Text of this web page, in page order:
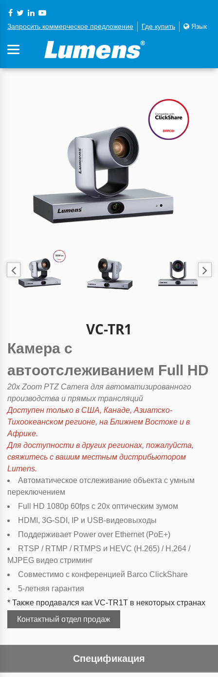
Запросить коммерческое предложение Где купить Язык
VC-TR1
Камера с
автоотслеживанием Full HD
20x Zoom PTZ Camera для автоматизированного
производства и прямых трансляций
Доступен только в США, Канаде, Азиатско-
Тихоокеанском регионе, на Ближнем Востоке и в
Африке.
Для доступности в других регионах, пожалуйста,
свяжитесь с вашим местным дистрибьютором
Lumens.
Автоматическое отслеживание объекта с умным
переключением
Full HD 1080p 60fps с 20x оптическим зумом
HDMI, 3G-SDI, IP и USB-видеовыходы
Поддерживает Power over Ethernet (PoE+)
RTSP / RTMP / RTMPS и HEVC (H.265) / H.264 /
MJPEG видео стриминг
Совместимо с конференцией Barco ClickShare
5-летняя гарантия
* Также продавался как VC-TR1T в некоторых странах
Контактный отдел продаж
Спецификация